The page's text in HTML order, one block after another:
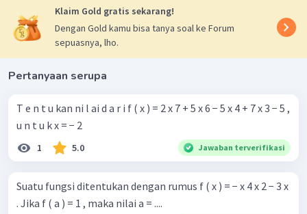
Klaim Gold gratis sekarang!
Dengan Gold kamu bisa tanya soal ke Forum
sepuasnya, lho.
Pertanyaan serupa
T e n t u kan ni l ai d a r i f ( x ) = 2 x 7 + 5 x 6 − 5 x 4 + 7 x 3 − 5 ,
u n t u k x = − 2
1 5.0 Jawaban terverifikasi
Suatu fungsi ditentukan dengan rumus f ( x ) = − x 4 x 2 − 3 x ​
. Jika f ( a ) = 1 , maka nilai a = ....